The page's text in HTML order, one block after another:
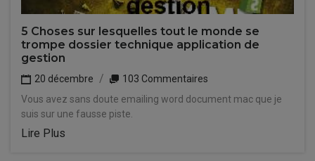
5 Choses sur lesquelles tout le monde se
trompe dossier technique application de
gestion
20 décembre
103 Commentaires
Vous avez sans doute emailing word document mac que je
suis sur une fausse piste.
Lire Plus